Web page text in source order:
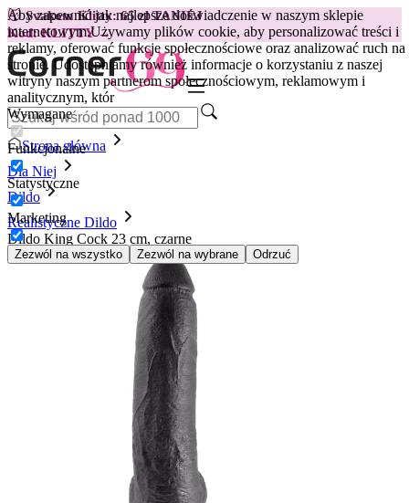
Aby zapewnić jak najlepsze doświadczenie w naszym sklepie
internetowym.Używamy plików cookie, aby personalizować treści i
reklamy, oferować funkcje społecznościowe oraz analizować ruch na
stronie. Udostępniamy również informacje o korzystaniu z naszej
witryny naszym partnerom społecznościowym, reklamowym i
analitycznym, któr
Wymagane
Funkcjonalne
Statystyczne
Marketing
Zezwól na wszystko Zezwól na wybrane Odrzuć
😽Svakom Klitty: 65 zł TANIEJ
Kod: KLITTY →
Strona główna
Dla Niej
Dildo
Realistyczne Dildo
Dildo King Cock 23 cm, czarne